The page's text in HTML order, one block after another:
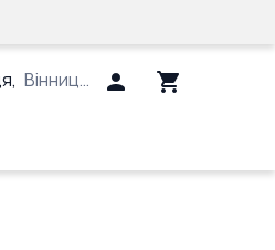
, Вінницький район, Вінницька